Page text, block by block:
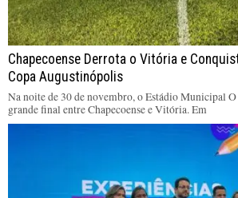
Chapecoense Derrota o Vitória e
Copa Augustinópolis
Na noite de 30 de novembro, o Estádio Municipal
grande final entre Chapecoense e Vitória. Em